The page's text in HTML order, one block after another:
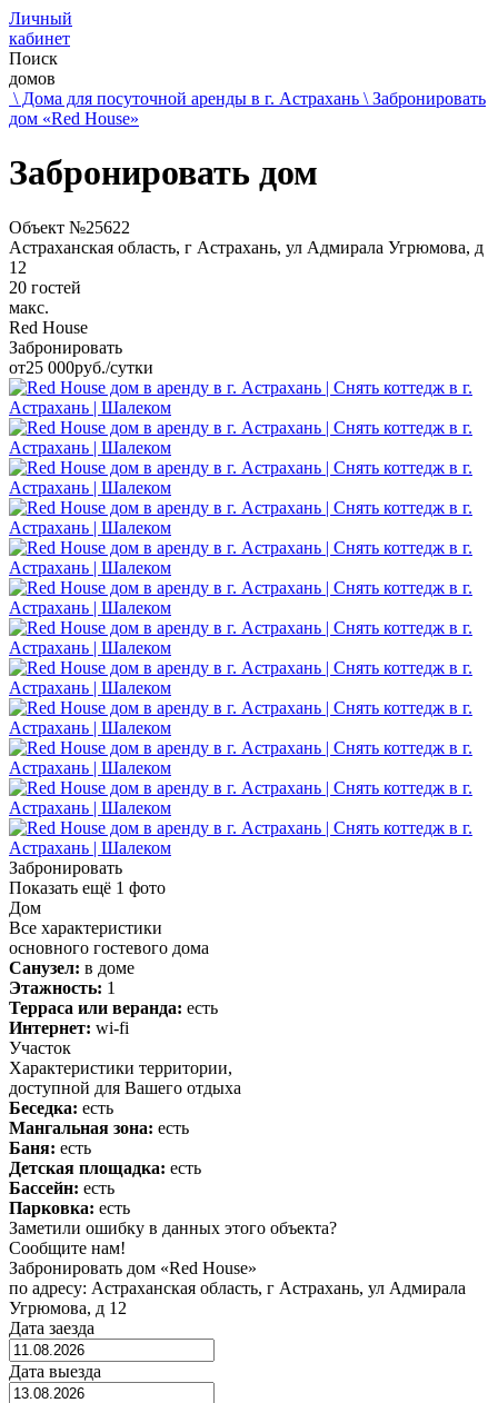
Личный
кабинет
Поиск
домов
\ Дома для посуточной аренды в г. Астрахань \ Забронировать
дом «Red House»
Забронировать дом
Объект №25622
Астраханская область, г Астрахань, ул Адмирала Угрюмова, д
12
20 гостей
макс.
Red House
Забронировать
от25 000руб./сутки
Забронировать
Показать ещё 1 фото
Дом
Все характеристики
основного гостевого дома
Санузел: в доме
Этажность: 1
Терраса или веранда: есть
Интернет: wi-fi
Участок
Характеристики территории,
доступной для Вашего отдыха
Беседка: есть
Мангальная зона: есть
Баня: есть
Детская площадка: есть
Бассейн: есть
Парковка: есть
Заметили ошибку в данных этого объекта?
Сообщите нам!
Забронировать дом «Red House»
по адресу: Астраханская область, г Астрахань, ул Адмирала
Угрюмова, д 12
Дата заезда
Дата выезда